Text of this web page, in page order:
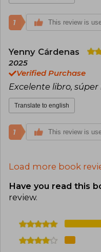
1 This review is
Yenny Cárdenas
2025
Verified Purchase
Excelente libro,
Translate to english
1 This review is
Load more book
Have you read this
review.